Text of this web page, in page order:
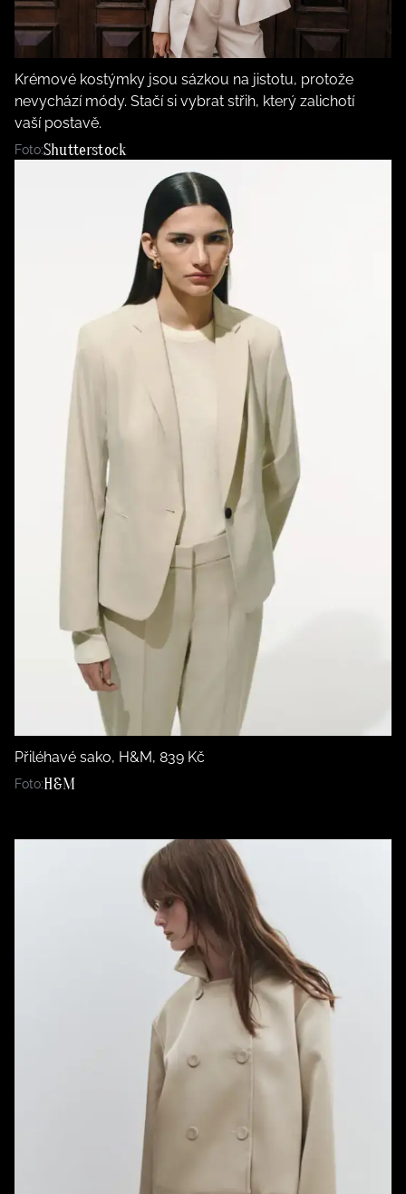
Krémové kostýmky jsou sázkou na jistotu, protože
nevychází módy. Stačí si vybrat střih, který zalichotí
vaší postavě.
Foto:Shutterstock
Přiléhavé sako, H&M, 839 Kč
Foto:H&M